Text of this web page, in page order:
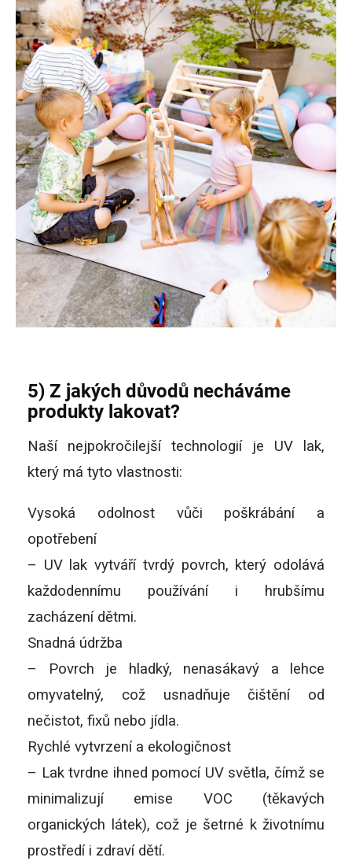
5) Z jakých důvodů necháváme
produkty lakovat?
Naší nejpokročilejší technologií je UV lak,
který má tyto vlastnosti:
Vysoká odolnost vůči poškrábání a
opotřebení
– UV lak vytváří tvrdý povrch, který odolává
každodennímu používání i hrubšímu
zacházení dětmi.
Snadná údržba
– Povrch je hladký, nenasákavý a lehce
omyvatelný, což usnadňuje čištění od
nečistot, fixů nebo jídla.
Rychlé vytvrzení a ekologičnost
– Lak tvrdne ihned pomocí UV světla, čímž se
minimalizují emise VOC (těkavých
organických látek), což je šetrné k životnímu
prostředí i zdraví dětí.